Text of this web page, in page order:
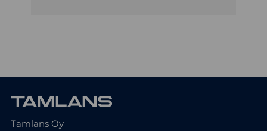
Tamlans Oy